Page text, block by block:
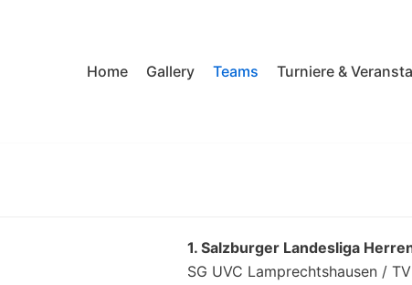
Home Gallery Teams Turniere &
1. Salzburger Landesliga
SG UVC Lamprechtshausen /